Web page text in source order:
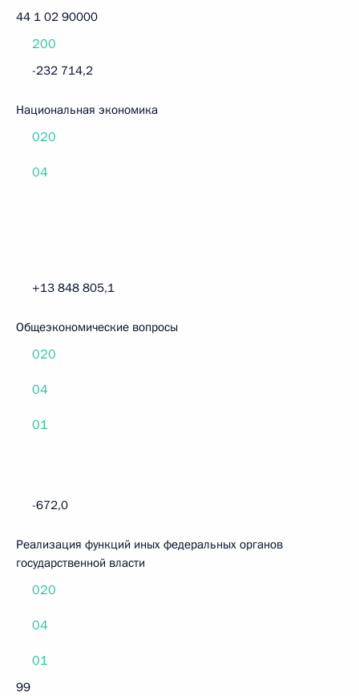
44 1 02 90000
200
-232 714,2
Национальная экономика
020
04
+13 848 805,1
Общеэкономические вопросы
020
04
01
-672,0
Реализация функций иных федеральных органов
государственной власти
020
04
01
99